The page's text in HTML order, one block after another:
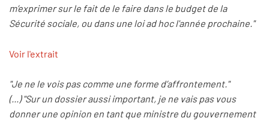
m’exprimer sur le fait de le faire dans le budget de la
Sécurité sociale, ou dans une loi ad hoc l'année prochaine."
Voir l'extrait
"Je ne le vois pas comme une forme d’affrontement."
(...) "Sur un dossier aussi important, je ne vais pas vous
donner une opinion en tant que ministre du gouvernement